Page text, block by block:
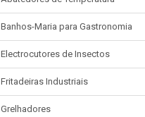
Banhos-Maria para Gastronomia
Electrocutores de Insectos
Fritadeiras Industriais
Grelhadores